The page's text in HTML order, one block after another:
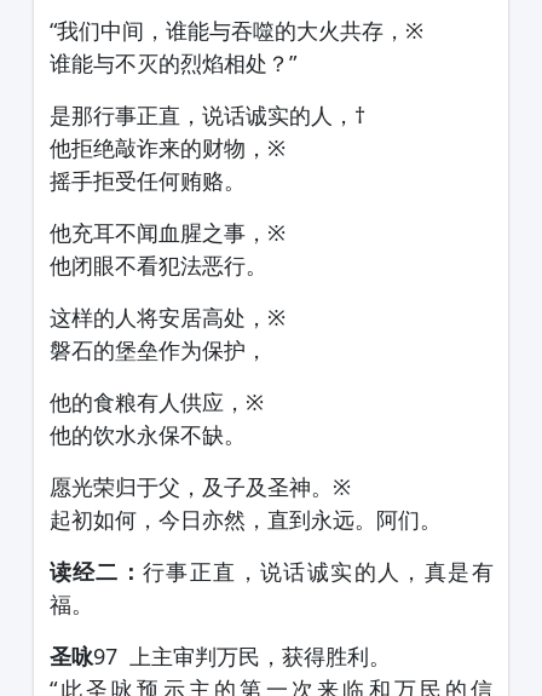
“我们中间，谁能与吞噬的大火共存，※
谁能与不灭的烈焰相处？”
是那行事正直，说话诚实的人，†
他拒绝敲诈来的财物，※
摇手拒受任何贿赂。
他充耳不闻血腥之事，※
他闭眼不看犯法恶行。
这样的人将安居高处，※
磐石的堡垒作为保护，
他的食粮有人供应，※
他的饮水永保不缺。
愿光荣归于父，及子及圣神。※
起初如何，今日亦然，直到永远。阿们。
读经二：行事正直，说话诚实的人，真是有
福。
圣咏97 上主审判万民，获得胜利。
“此圣咏预示主的第一次来临和万民的信